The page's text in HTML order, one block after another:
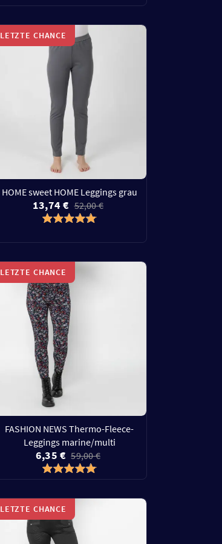
LETZTE CHANCE
HOME sweet HOME Leggings grau
13,74 € 52,00 €
LETZTE CHANCE
FASHION NEWS Thermo-Fleece-
Leggings marine/multi
6,35 € 59,00 €
LETZTE CHANCE